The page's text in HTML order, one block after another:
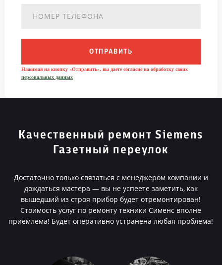
ОТПРАВИТЬ
Нажимая на кнопку «Отправить», вы даете согласие на обработку своих
персональных данных
Качественный ремонт Siemens
Газетный переулок
Достаточно только связаться с менеджером компании и
дождаться мастера — вы не успеете заметить, как
вышедший из строя прибор будет отремонтирован!
Стоимость услуг по ремонту техники Сименс вполне
приемлема! Будет оперативно устранена любая проблема!